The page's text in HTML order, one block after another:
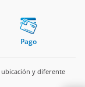
Pago
ubicación y diferente